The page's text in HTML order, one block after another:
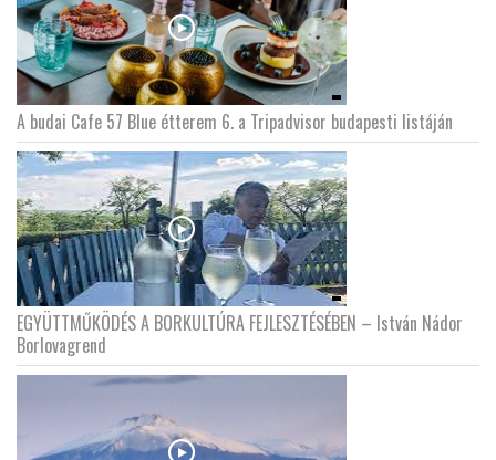
A budai Cafe 57 Blue étterem 6. a Tripadvisor budapesti listáján
EGYÜTTMŰKÖDÉS A BORKULTÚRA FEJLESZTÉSÉBEN – István Nádor
Borlovagrend